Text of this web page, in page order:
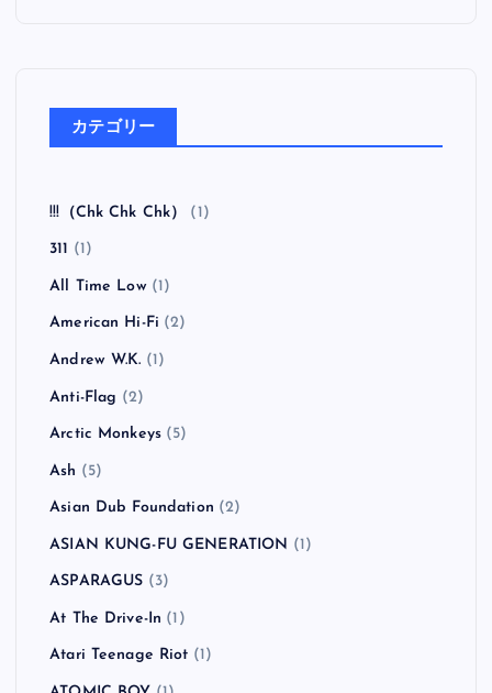
カテゴリー
!!!（Chk Chk Chk） (1)
311 (1)
All Time Low(1)
American Hi-Fi (2)
Andrew W.K. (1)
Anti-Flag (2)
Arctic Monkeys (5)
Ash (5)
Asian Dub Foundation (2)
ASIAN KUNG-FU GENERATION (1)
ASPARAGUS (3)
At The Drive-In (1)
Atari Teenage Riot (1)